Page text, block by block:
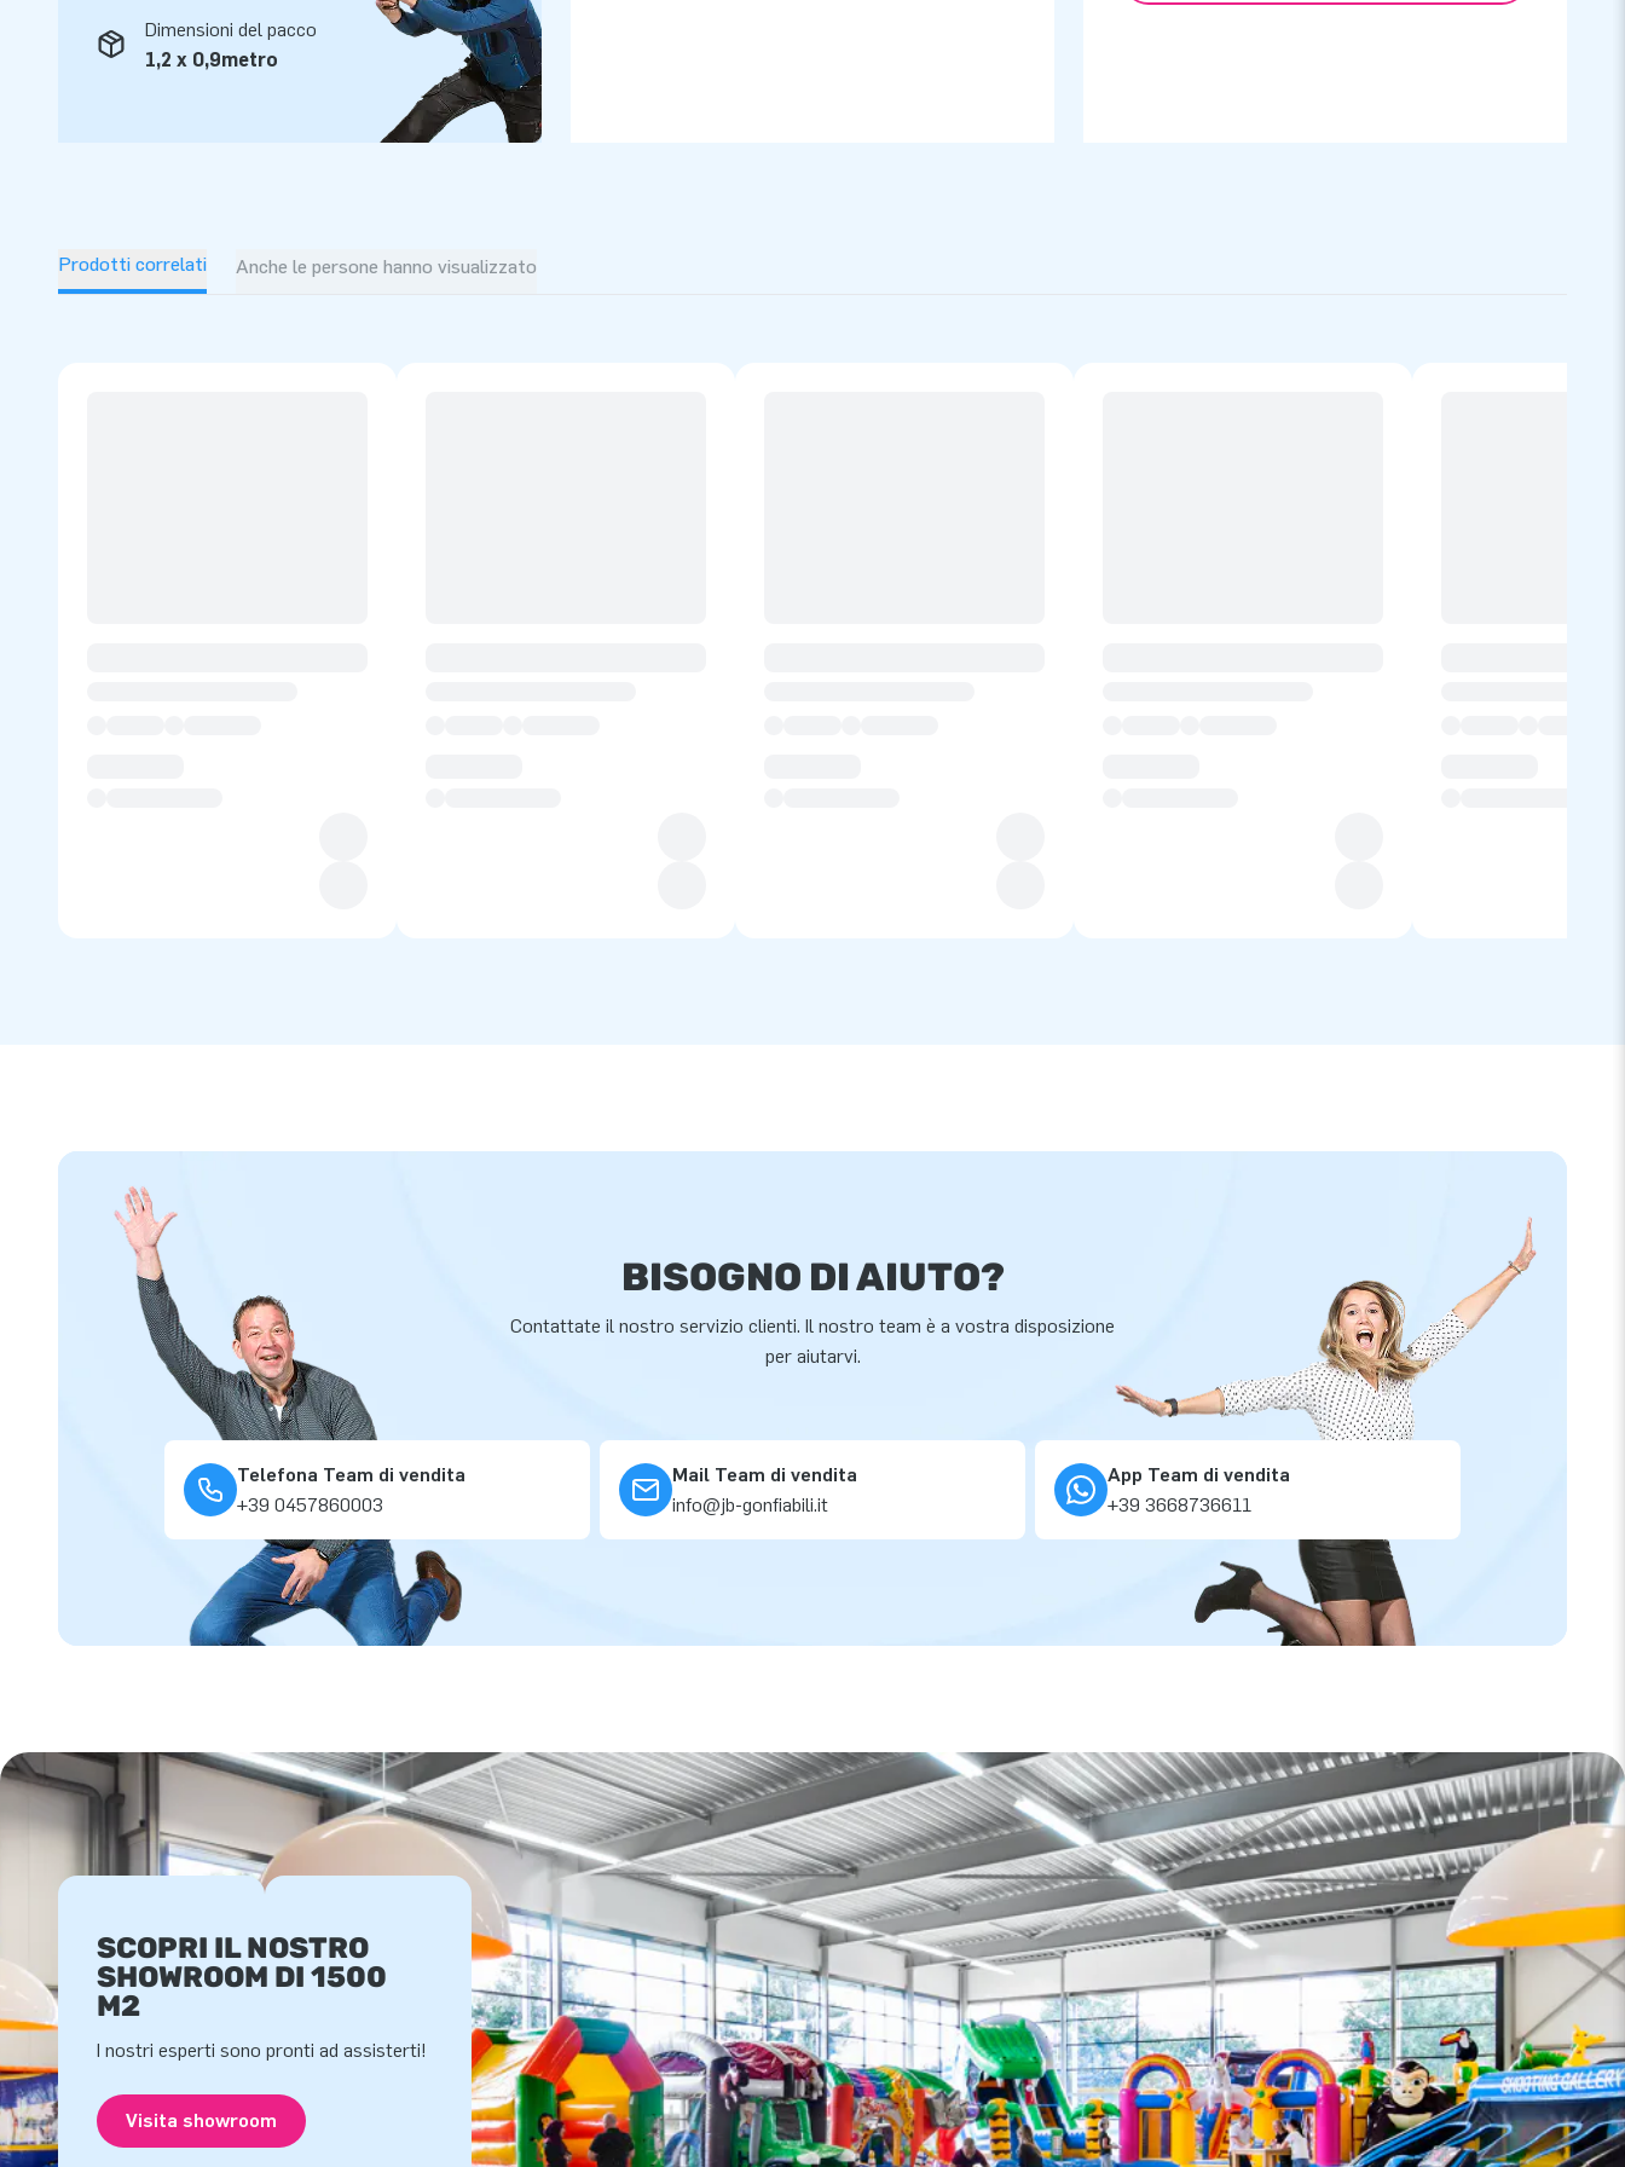
Dimensioni del pacco
1,2 x 0,9metro
Prodotti correlati Anche le persone hanno visualizzato
BISOGNO DI AIUTO?
Contattate il nostro servizio clienti. Il nostro team è a vostra disposizione
per aiutarvi.
Telefona Team di vendita
+39 0457860003
Mail Team di vendita
info@jb-gonfiabili.it
App Team di vendita
+39 3668736611
SCOPRI IL NOSTRO
SHOWROOM DI 1500
M2
I nostri esperti sono pronti ad assisterti!
Visita showroom